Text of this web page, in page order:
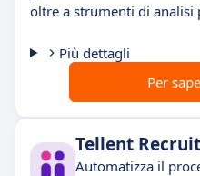
oltre a strumenti di
Più dettagli
Per
Tellent
Automatizza il